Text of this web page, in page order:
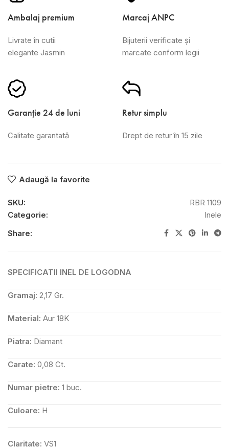
Ambalaj premium
Livrate în cutii
elegante Jasmin
Marcaj ANPC
Bijuterii verificate și
marcate conform legii
Garanție 24 de luni
Calitate garantată
Retur simplu
Drept de retur în 15 zile
Adaugă la favorite
SKU:
RBR 1109
Categorie:
Inele
Share:
SPECIFICATII INEL DE LOGODNA
Gramaj: 2,17 Gr.
Material: Aur 18K
Piatra: Diamant
Carate: 0,08 Ct.
Numar pietre: 1 buc.
Culoare: H
Claritate: VS1